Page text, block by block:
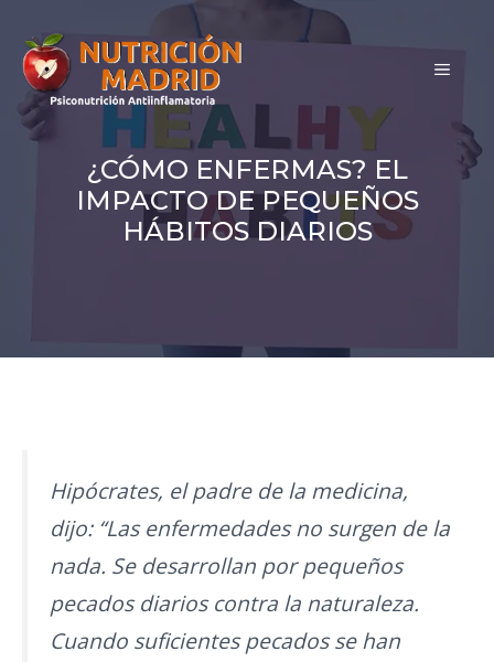
contenido
MENÚ
¿CÓMO ENFERMAS? EL
IMPACTO DE PEQUEÑOS
HÁBITOS DIARIOS
Hipócrates, el padre de la medicina,
dijo: “Las enfermedades no surgen de la
nada. Se desarrollan por pequeños
pecados diarios contra la naturaleza.
Cuando suficientes pecados se han